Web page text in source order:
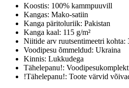
Koostis: 100% kammpuuvill
Kangas: Mako-satiin
Kanga päritoluriik: Pakistan
Kanga kaal: 115 g/m²
Niitide arv ruutsentimeetri kohta:
Voodipesu õmmeldud: Ukraina
Kinnis: Lukkudega
Tähelepanu!:
!Tähelepanu!: Toote värvid